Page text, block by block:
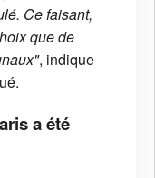
Ce faisant,
que de
, indique
a été